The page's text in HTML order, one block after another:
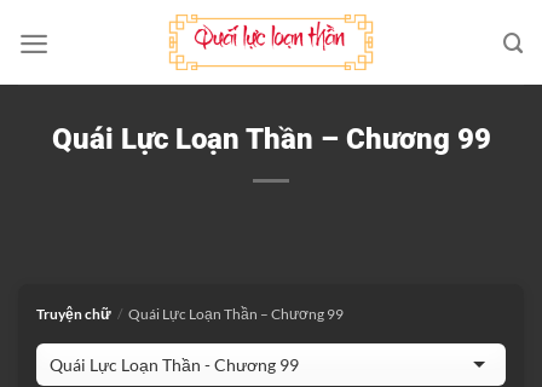
qua
nội
Quái Lực Loạn Thần – Chương 99
Truyện chữ / Quái Lực Loạn Thần – Chương 99